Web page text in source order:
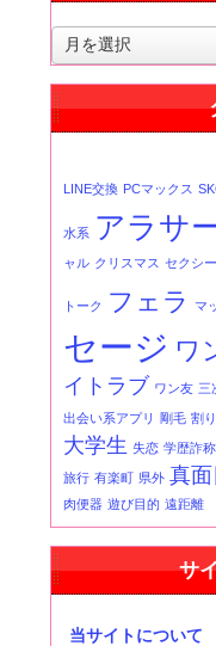
去
記
事
一
LINE交換 PCマックス
水系 アラサ
ャル クリスマス セクシー
トーク フェラ マ
セージ ワ
イトラブ ワン友 三
出会い系アプリ 剛毛 割
大学生 失恋 学歴詐称
旅行 有楽町 県外 真
肉便器 遊び目的 遠距離
サ
当サイトについて